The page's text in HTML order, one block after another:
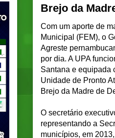
Brejo da
Com um aporte de
Municipal (FEM), o
Agreste
por dia. A UPA
Santana e equipada
Unidade de Pronto
Brejo da Madre de
O secretário
representando a
municípios, em